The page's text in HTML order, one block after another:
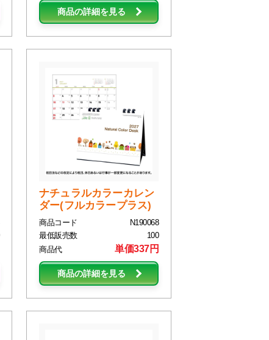
商品の詳細を見る
ナチュラルカラーカレン
ダー(フルカラープラス)
商品コード
N190068
最低販売数
100
商品代
単価337円
商品の詳細を見る